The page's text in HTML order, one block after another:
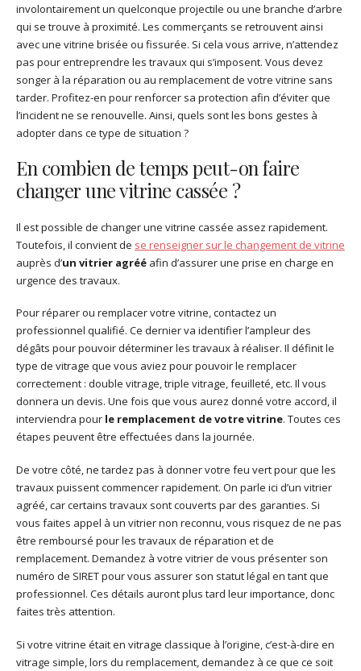
involontairement un quelconque projectile ou une branche d’arbre
qui se trouve à proximité. Les commerçants se retrouvent ainsi
avec une vitrine brisée ou fissurée. Si cela vous arrive, n’attendez
pas pour entreprendre les travaux qui s’imposent. Vous devez
songer à la réparation ou au remplacement de votre vitrine sans
tarder. Profitez-en pour renforcer sa protection afin d’éviter que
l’incident ne se renouvelle. Ainsi, quels sont les bons gestes à
adopter dans ce type de situation ?
En combien de temps peut-on faire
changer une vitrine cassée ?
Il est possible de changer une vitrine cassée assez rapidement.
Toutefois, il convient de se renseigner sur le changement de vitrine
auprès d’un vitrier agréé afin d’assurer une prise en charge en
urgence des travaux.
Pour réparer ou remplacer votre vitrine, contactez un
professionnel qualifié. Ce dernier va identifier l’ampleur des
dégâts pour pouvoir déterminer les travaux à réaliser. Il définit le
type de vitrage que vous aviez pour pouvoir le remplacer
correctement : double vitrage, triple vitrage, feuilleté, etc. Il vous
donnera un devis. Une fois que vous aurez donné votre accord, il
interviendra pour le remplacement de votre vitrine. Toutes ces
étapes peuvent être effectuées dans la journée.
De votre côté, ne tardez pas à donner votre feu vert pour que les
travaux puissent commencer rapidement. On parle ici d’un vitrier
agréé, car certains travaux sont couverts par des garanties. Si
vous faites appel à un vitrier non reconnu, vous risquez de ne pas
être remboursé pour les travaux de réparation et de
remplacement. Demandez à votre vitrier de vous présenter son
numéro de SIRET pour vous assurer son statut légal en tant que
professionnel. Ces détails auront plus tard leur importance, donc
faites très attention.
Si votre vitrine était en vitrage classique à l’origine, c’est-à-dire en
vitrage simple, lors du remplacement, demandez à ce que ce soit